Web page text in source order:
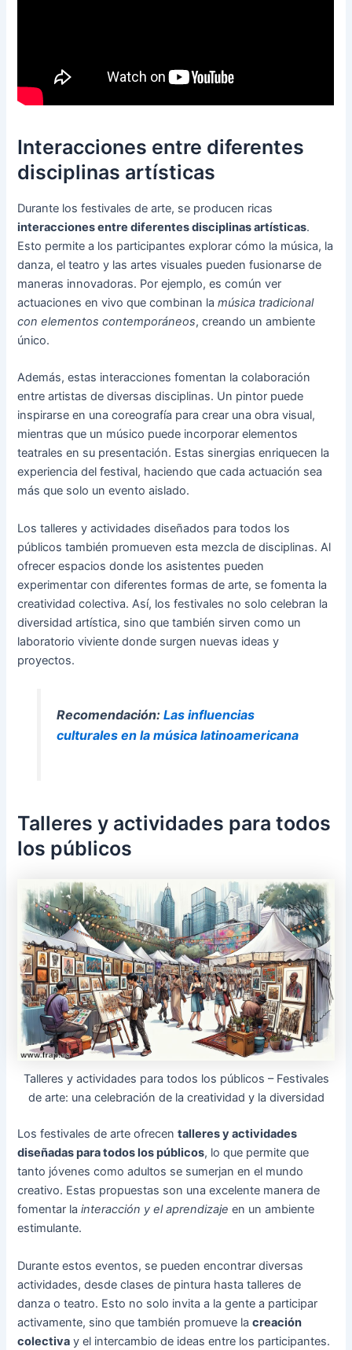
Interacciones entre diferentes
disciplinas artísticas
Durante los festivales de arte, se producen ricas
interacciones entre diferentes disciplinas artísticas.
Esto permite a los participantes explorar cómo la música, la
danza, el teatro y las artes visuales pueden fusionarse de
maneras innovadoras. Por ejemplo, es común ver
actuaciones en vivo que combinan lamúsica tradicional
con elementos contemporáneos, creando un ambiente
único.
Además, estas interacciones fomentan la colaboración
entre artistas de diversas disciplinas. Un pintor puede
inspirarse en una coreografía para crear una obra visual,
mientras que un músico puede incorporar elementos
teatrales en su presentación. Estas sinergias enriquecen la
experiencia del festival, haciendo que cada actuación sea
más que solo un evento aislado.
Los talleres y actividades diseñados para todos los
públicos también promueven esta mezcla de disciplinas. Al
ofrecer espacios donde los asistentes pueden
experimentar con diferentes formas de arte, se fomenta la
creatividad colectiva. Así, los festivales no solo celebran la
diversidad artística, sino que también sirven como un
laboratorio viviente donde surgen nuevas ideas y
proyectos.
Recomendación: Las influencias
culturales en la música latinoamericana
Talleres y actividades para todos
los públicos
Talleres y actividades para todos los públicos – Festivales
de arte: una celebración de la creatividad y la diversidad
Los festivales de arte ofrecentalleres y actividades
diseñadas para todos los públicos, lo que permite que
tanto jóvenes como adultos se sumerjan en el mundo
creativo. Estas propuestas son una excelente manera de
fomentar lainteracción y el aprendizaje en un ambiente
estimulante.
Durante estos eventos, se pueden encontrar diversas
actividades, desde clases de pintura hasta talleres de
danza o teatro. Esto no solo invita a la gente a participar
activamente, sino que también promueve lacreación
colectiva y el intercambio de ideas entre los participantes.